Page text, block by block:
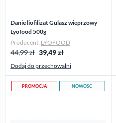
Danie liofilizat Gulasz wieprzowy
Lyofood 500g
Producent: LYOFOOD
44,99 zł 39,49zł
Dodaj do przechowalni
PROMOCJA NOWOŚĆ